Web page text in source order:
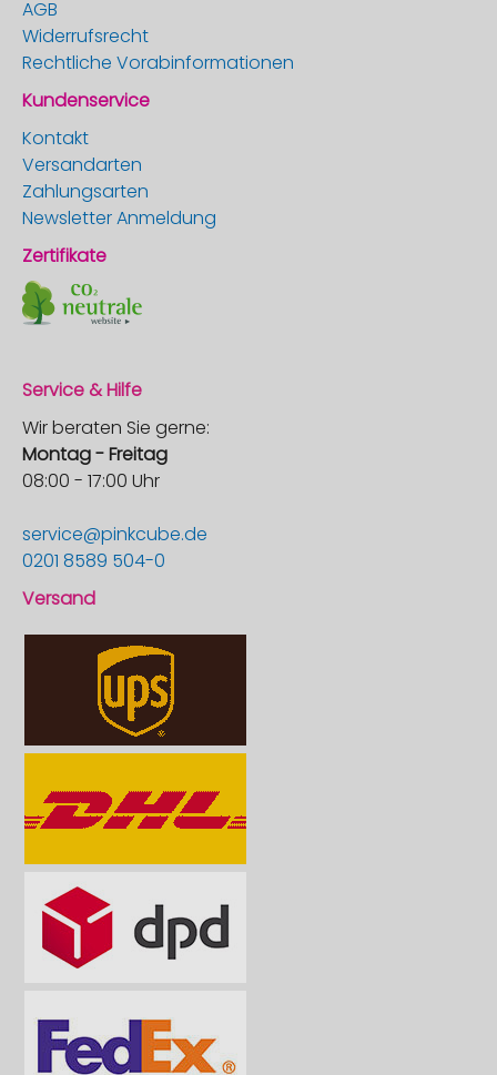
AGB
Widerrufsrecht
Rechtliche Vorabinformationen
Kundenservice
Kontakt
Versandarten
Zahlungsarten
Newsletter Anmeldung
Zertifikate
Service & Hilfe
Wir beraten Sie gerne:
Montag - Freitag
08:00 - 17:00 Uhr
service@pinkcube.de
0201 8589 504-0
Versand